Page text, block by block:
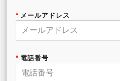
メールアドレス
電話番号